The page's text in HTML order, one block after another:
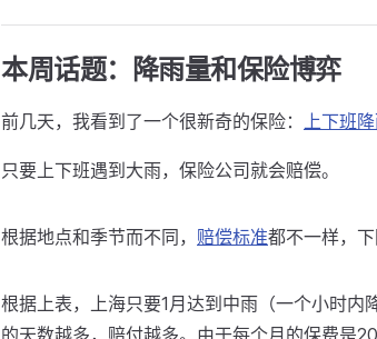
本周话题：降雨量和保险博弈
前几天，我看到了一个很新奇的保险： 上下班
只要上下班遇到大雨，保险公司就会赔偿。
根据地点和季节而不同， 赔偿标准都不一样，下
根据上表，上海只要1月达到中雨（一个小时
的天数越多，赔付越多。由于每个月的保费是